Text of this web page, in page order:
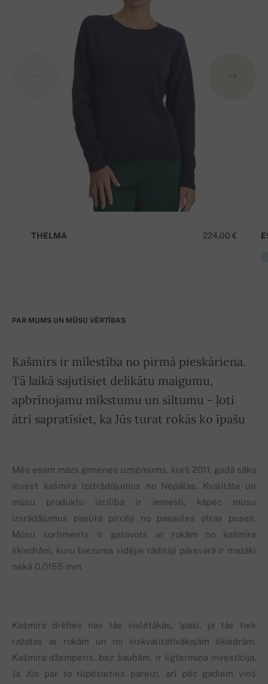
224,00 €
THELMA
PAR MUMS UN MŪSU VĒRTĪBAS
Kašmirs ir mīlestība no pirmā pieskāriena.
Tā laikā sajutīsiet delikātu maigumu,
apbrīnojamu mīkstumu un siltumu - ļoti
ātri sapratīsiet, ka Jūs turat rokās ko īpašu
Mēs esam mazs ģimenes uzņēmums, kurš 2011. gadā sāka
ievest kašmira izstrādājumus no Nepālas. Kvalitāte un
mūsu produktu izcilība ir iemesli, kāpēc mūsu
izsrādājumus pasūta pircēji no pasaules otras puses.
Mūsu sortiments ir gatavots ar rokām no kašmira
šķiedrām, kuru biezuma vidējie rāditāji pārsvarā ir mazāki
nekā 0,0155 mm
Kašmira drēbes nav tās vislētākās, īpaši, ja tās tiek
ražotas ar rokām un no viskvalitatīvākajām šķiedrām.
Kašmira džemperis, bez šaubām, ir ilgtermiņa investīcija.
Ja Jūs par to rūpēsieties pareizi, arī pēc gadiem viņš